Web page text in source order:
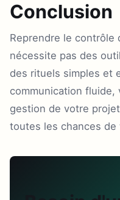
Conclusion
Reprendre le contrôle
nécessite pas des
des rituels simples et
communication fluide,
gestion de votre
toutes les chances